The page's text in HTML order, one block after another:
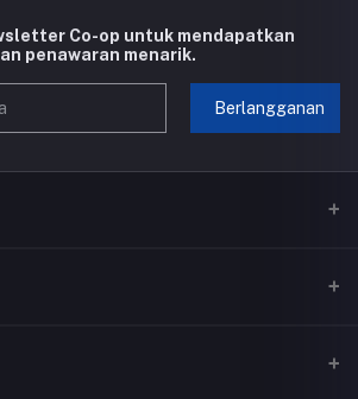
Co-op untuk mendapatkan
penawaran menarik.
Berlangganan